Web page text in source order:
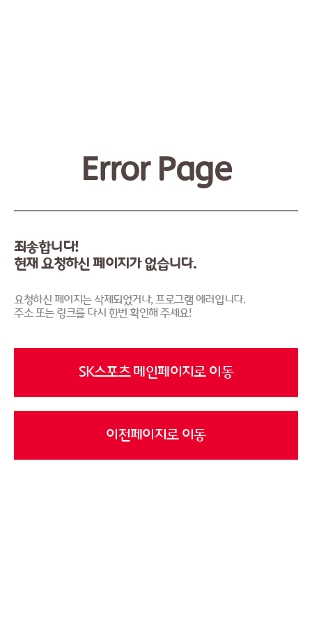
Error Page
죄송합니다!
현재 요청하신 페이지가 없습니다.
요청하신 페이지는 삭제되었거나, 프로그램 에러입니다.
주소 또는 링크를 다시 한번 확인해 주세요!
SK스포츠 메인페이지로 이동
이전페이지로 이동